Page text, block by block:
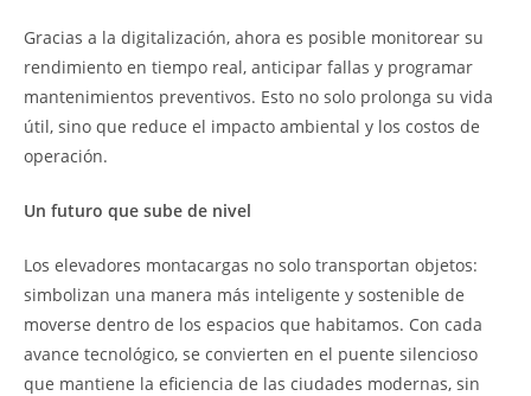
Gracias a la digitalización, ahora es posible monitorear su
rendimiento en tiempo real, anticipar fallas y programar
mantenimientos preventivos. Esto no solo prolonga su vida
útil, sino que reduce el impacto ambiental y los costos de
operación.
Un futuro que sube de nivel
Los elevadores montacargas no solo transportan objetos:
simbolizan una manera más inteligente y sostenible de
moverse dentro de los espacios que habitamos. Con cada
avance tecnológico, se convierten en el puente silencioso
que mantiene la eficiencia de las ciudades modernas, sin